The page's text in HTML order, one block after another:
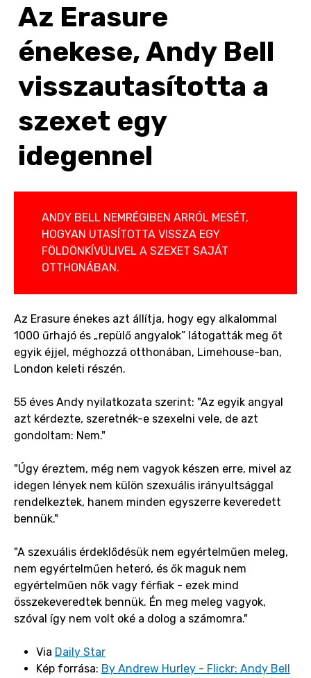
Az Erasure
énekese, Andy Bell
visszautasította a
szexet egy
idegennel
ANDY BELL NEMRÉGIBEN ARRÓL MESÉT,
HOGYAN UTASÍTOTTA VISSZA EGY
FÖLDÖNKÍVÜLIVEL A SZEXET SAJÁT
OTTHONÁBAN.
Az Erasure énekes azt állítja, hogy egy alkalommal
1000 űrhajó és „repülő angyalok” látogatták meg őt
egyik éjjel, méghozzá otthonában, Limehouse-ban,
London keleti részén.
55 éves Andy nyilatkozata szerint: "Az egyik angyal
azt kérdezte, szeretnék-e szexelni vele, de azt
gondoltam: Nem."
"Úgy éreztem, még nem vagyok készen erre, mivel az
idegen lények nem külön szexuális irányultsággal
rendelkeztek, hanem minden egyszerre keveredett
bennük."
"A szexuális érdeklődésük nem egyértelműen meleg,
nem egyértelműen heteró, és ők maguk nem
egyértelműen nők vagy férfiak - ezek mind
összekeveredtek bennük. Én meg meleg vagyok,
szóval így nem volt oké a dolog a számomra."
Via Daily Star
Kép forrása: By Andrew Hurley - Flickr: Andy Bell